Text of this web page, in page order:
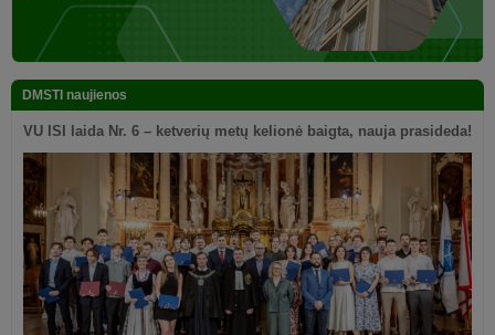
DMSTI naujienos
VU ISI laida Nr. 6 – ketverių metų kelionė baigta, nauja prasideda!